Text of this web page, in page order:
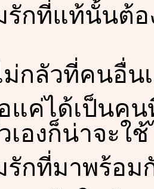
รักที่แท้นั้นต้อ
ม่กลัวที่คนอื่น
แค่ได้เป็นค
เองก็น่าจะใ
รักที่มาพร้อม